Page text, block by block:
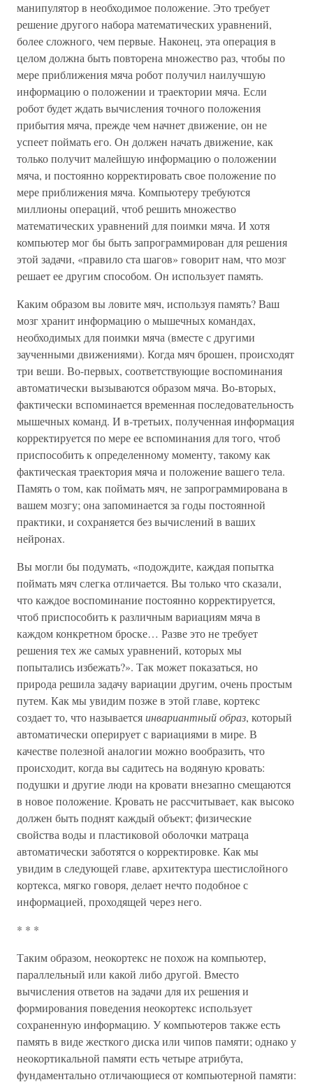
манипулятор в необходимое положение. Это требует
решение другого набора математических уравнений,
более сложного, чем первые. Наконец, эта операция в
целом должна быть повторена множество раз, чтобы по
мере приближения мяча робот получил наилучшую
информацию о положении и траектории мяча. Если
робот будет ждать вычисления точного положения
прибытия мяча, прежде чем начнет движение, он не
успеет поймать его. Он должен начать движение, как
только получит малейшую информацию о положении
мяча, и постоянно корректировать свое положение по
мере приближения мяча. Компьютеру требуются
миллионы операций, чтоб решить множество
математических уравнений для поимки мяча. И хотя
компьютер мог бы быть запрограммирован для решения
этой задачи, «правило ста шагов» говорит нам, что мозг
решает ее другим способом. Он использует память.
Каким образом вы ловите мяч, используя память? Ваш
мозг хранит информацию о мышечных командах,
необходимых для поимки мяча (вместе с другими
заученными движениями). Когда мяч брошен, происходят
три веши. Во-первых, соответствующие воспоминания
автоматически вызываются образом мяча. Во-вторых,
фактически вспоминается временная последовательность
мышечных команд. И в-третьих, полученная информация
корректируется по мере ее вспоминания для того, чтоб
приспособить к определенному моменту, такому как
фактическая траектория мяча и положение вашего тела.
Память о том, как поймать мяч, не запрограммирована в
вашем мозгу; она запоминается за годы постоянной
практики, и сохраняется без вычислений в ваших
нейронах.
Вы могли бы подумать, «подождите, каждая попытка
поймать мяч слегка отличается. Вы только что сказали,
что каждое воспоминание постоянно корректируется,
чтоб приспособить к различным вариациям мяча в
каждом конкретном броске… Разве это не требует
решения тех же самых уравнений, которых мы
попытались избежать?». Так может показаться, но
природа решила задачу вариации другим, очень простым
путем. Как мы увидим позже в этой главе, кортекс
создает то, что называетсяинвариантный образ, который
автоматически оперирует с вариациями в мире. В
качестве полезной аналогии можно вообразить, что
происходит, когда вы садитесь на водяную кровать:
подушки и другие люди на кровати внезапно смещаются
в новое положение. Кровать не рассчитывает, как высоко
должен быть поднят каждый объект; физические
свойства воды и пластиковой оболочки матраца
автоматически заботятся о корректировке. Как мы
увидим в следующей главе, архитектура шестислойного
кортекса, мягко говоря, делает нечто подобное с
информацией, проходящей через него.
* * *
Таким образом, неокортекс не похож на компьютер,
параллельный или какой либо другой. Вместо
вычисления ответов на задачи для их решения и
формирования поведения неокортекс использует
сохраненную информацию. У компьютеров также есть
память в виде жесткого диска или чипов памяти; однако у
неокортикальной памяти есть четыре атрибута,
фундаментально отличающиеся от компьютерной памяти: